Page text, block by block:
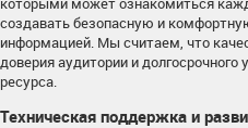
создавать безопасную и
информацией. Мы считаем, что
доверия аудитории и
ресурса.
Техническая поддержка и